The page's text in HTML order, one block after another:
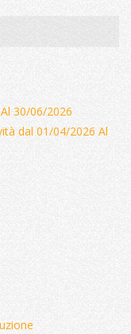
30/06/2026
dal 01/04/2026 Al